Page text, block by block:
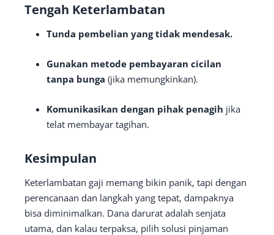
Tengah Keterlambatan
Tunda pembelian yang tidak mendesak.
Gunakan metode pembayaran cicilan
tanpa bunga (jika memungkinkan).
Komunikasikan dengan pihak penagih jika
telat membayar tagihan.
Kesimpulan
Keterlambatan gaji memang bikin panik, tapi dengan
perencanaan dan langkah yang tepat, dampaknya
bisa diminimalkan. Dana darurat adalah senjata
utama, dan kalau terpaksa, pilih solusi pinjaman